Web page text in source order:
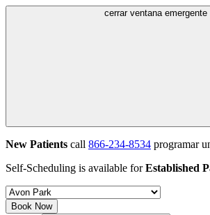
cerrar ventana emergente
New Patients call 866-234-8534 programar
Self-Scheduling is available forEstablished
Book Now